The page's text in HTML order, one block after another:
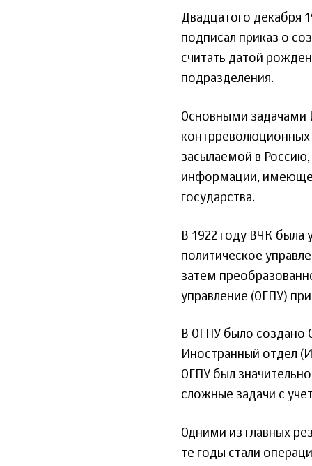
Двадцатого декабря
подписал приказ о
считать датой
подразделения.
Основными задачами
контрреволюционных
засылаемой в
информации,
государства.
В 1922 году ВЧК была
политическое
затем
управление (ОГПУ)
В ОГПУ было создано
Иностранный отдел
ОГПУ был
сложные задачи с
Одними из главных
те годы стали